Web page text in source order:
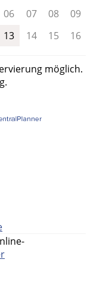
06 07 08
09
13 14 15 16
möglich.